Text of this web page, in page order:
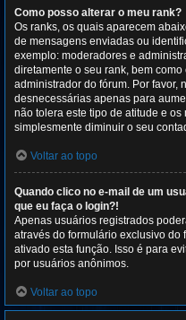
Como posso alterar o meu rank?
Os ranks, os quais aparecem
de mensagens enviadas ou
exemplo: moderadores e
diretamente o seu rank, bem
administrador do fórum. Por favor,
desnecessárias apenas para
não tolera este tipo de atitude e
simplesmente diminuir o seu
Voltar ao topo
Quando clico no e-mail de um
que eu faça o login?!
Apenas usuários registrados
através do formulário exclusivo do
ativado esta função. Isso é para
por usuários anônimos.
Voltar ao topo